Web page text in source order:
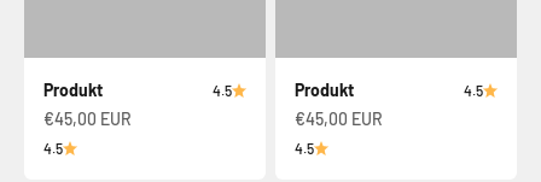
Produkt 4.5
€45,00 EUR
4.5
Produkt 4.5
€45,00 EUR
4.5